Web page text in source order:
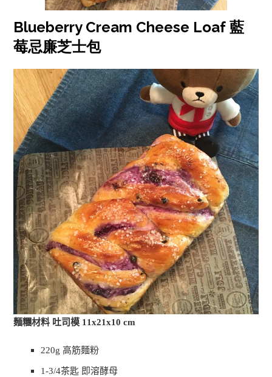
Blueberry Cream Cheese Loaf 藍
莓忌廉芝士包
麵糰材料 吐司模 11x21x10 cm
220g高筋麵粉
1-3/4茶匙 即溶酵母